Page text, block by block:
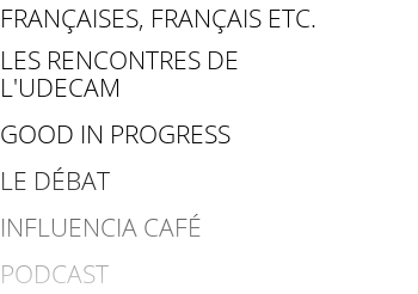
FRANÇAISES, FRANÇAIS ETC.
LES RENCONTRES DE
L'UDECAM
GOOD IN PROGRESS
LE DÉBAT
INFLUENCIA CAFÉ
PODCAST